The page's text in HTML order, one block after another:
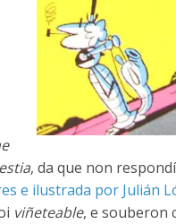
, da que non
e ilustrada por Julián
viñeteable, e souberon